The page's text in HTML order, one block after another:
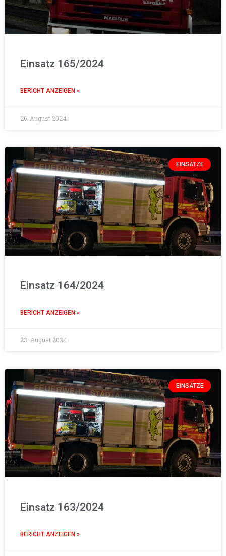
Einsatz 165/2024
BERICHT ANZEIGEN »
26. August 2024
EINSÄTZE
Einsatz 164/2024
BERICHT ANZEIGEN »
23. August 2024
EINSÄTZE
Einsatz 163/2024
BERICHT ANZEIGEN »